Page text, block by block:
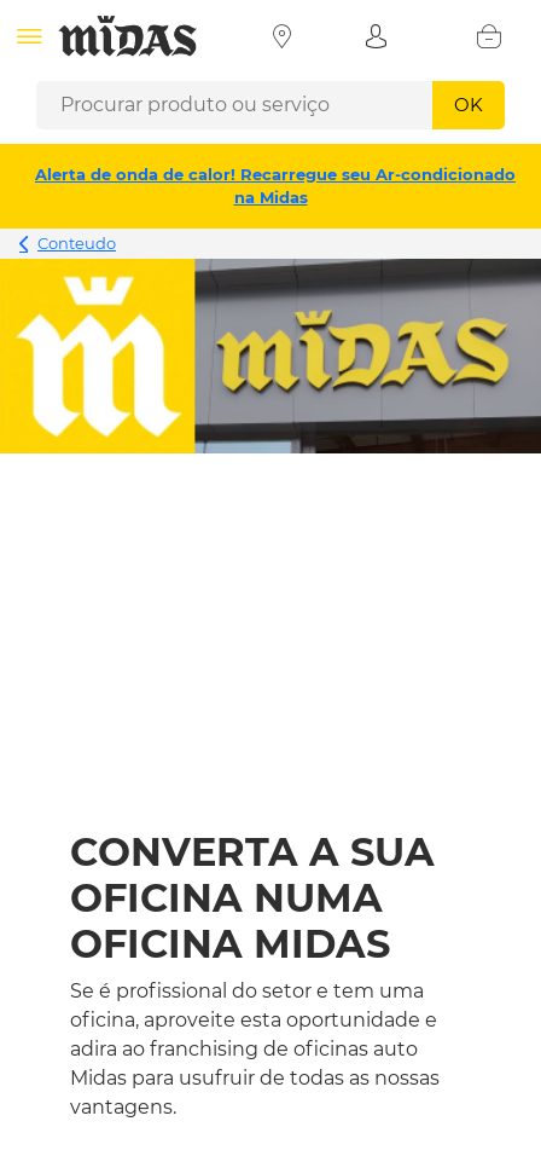
OK
Alerta de onda de calor! Recarregue seu Ar-condicionado
na Midas
Conteudo
CONVERTA A SUA
OFICINA NUMA
OFICINA MIDAS
Se é profissional do setor e tem uma
oficina, aproveite esta oportunidade e
adira ao franchising de oficinas auto
Midas para usufruir de todas as nossas
vantagens.